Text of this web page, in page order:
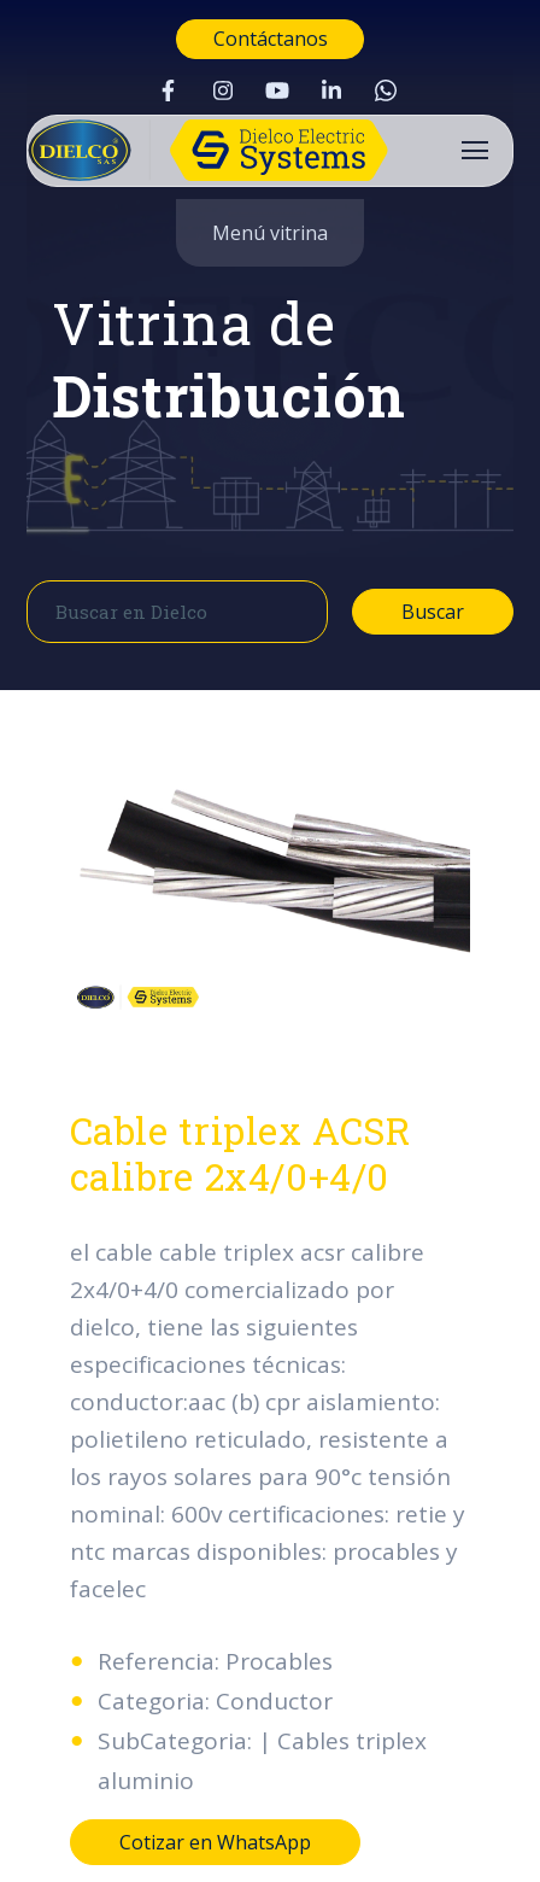
Contáctanos
Buscar
Menú vitrina
Vitrina de
Distribución
Buscar
Buscar
Cable triplex ACSR
calibre 2x4/0+4/0
el cable cable triplex acsr calibre
2x4/0+4/0 comercializado por
dielco, tiene las siguientes
especificaciones técnicas:
conductor:aac (b) cpr aislamiento:
polietileno reticulado, resistente a
los rayos solares para 90°c tensión
nominal: 600v certificaciones: retie y
ntc marcas disponibles: procables y
facelec
Referencia: Procables
Categoria: Conductor
SubCategoria: | Cables triplex
aluminio
Cotizar en WhatsApp